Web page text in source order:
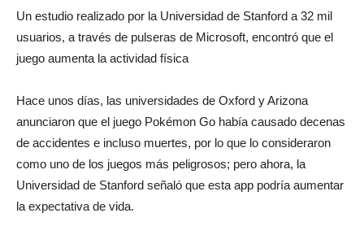
Un estudio realizado por la Universidad de Stanford a 32 mil
usuarios, a través de pulseras de Microsoft, encontró que el
juego aumenta la actividad física
Hace unos días, las universidades de Oxford y Arizona
anunciaron que el juego Pokémon Go había causado decenas
de accidentes e incluso muertes, por lo que lo consideraron
como uno de los juegos más peligrosos; pero ahora, la
Universidad de Stanford señaló que esta app podría aumentar
la expectativa de vida.